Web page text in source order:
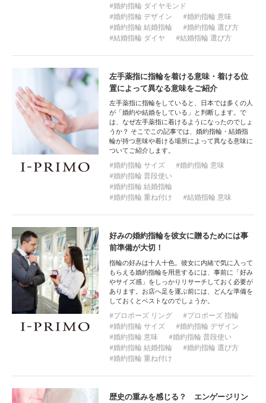
婚約指輪 ダイヤモンド
婚約指輪 デザイン
婚約指輪 意味
婚約指輪 結婚指輪
婚約指輪 選び方
結婚指輪 ダイヤ
結婚指輪 選び方
左手薬指に指輪を着ける意味・着ける位
置によって異なる意味をご紹介
左手薬指に指輪をしていると、日本では多くの人
が「婚約や結婚をしている」と判断します。で
は、なぜ左手薬指に着けるようになったのでしょ
うか？ そこでこの記事では、婚約指輪・結婚指
輪が持つ意味や着ける場所によって異なる意味に
ついてご紹介します。
婚約指輪 サイズ
婚約指輪 意味
婚約指輪 普段使い
婚約指輪 結婚指輪
婚約指輪 重ね付け
結婚指輪 意味
好みの婚約指輪を彼女に贈るためには事
前準備が大切！
指輪の好みは十人十色。彼女に内緒で気に入って
もらえる婚約指輪を用意するには、事前に「好み
やサイズ感」をしっかりリサーチしておく必要が
あります。お店へ足を運ぶ前には、どんな準備を
しておくとベストなのでしょうか。
プロポーズ リング
プロポーズ 指輪
婚約指輪 サイズ
婚約指輪 デザイン
婚約指輪 意味
婚約指輪 普段使い
婚約指輪 結婚指輪
婚約指輪 選び方
婚約指輪 重ね付け
歴史の重みを感じる？ エンゲージリン